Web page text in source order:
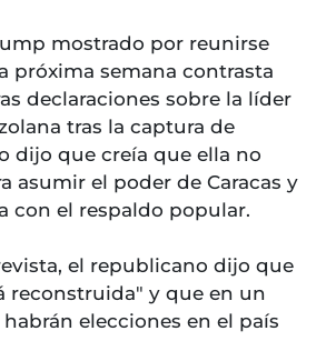
mostrado por reunirse
próxima semana contrasta
declaraciones sobre la líder
tras la captura de
dijo que creía que ella no
asumir el poder de Caracas y
con el respaldo popular.
el republicano dijo que
reconstruida" y que en un
elecciones en el país